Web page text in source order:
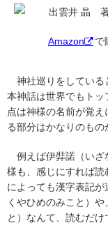
出雲井 晶
Amazon で
神社巡りをしている
本神話は世界でもト
点は神様の名前が覚
る部分はかなりのもの
例えば伊弉諾（いざ
様も、感じにすれば
によっても漢字表記
くやひめのみこと）
と）なんて、読むだけ